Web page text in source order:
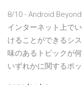
8/10 - Android
インターネット上で
けることができるシ
味のあるトピックが
いずれかに関するポ